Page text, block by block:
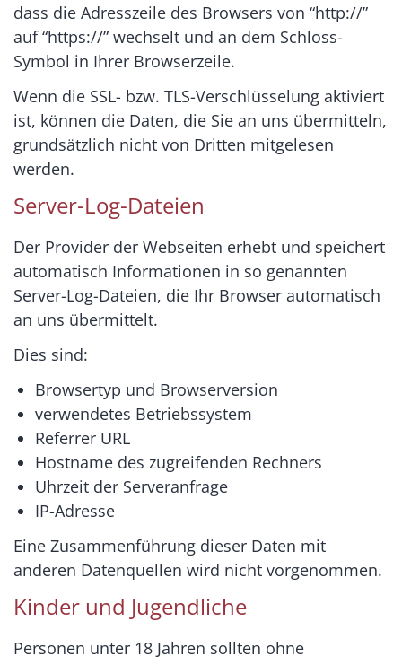
dass die Adresszeile des Browsers von “http://”
auf “https://” wechselt und an dem Schloss-
Symbol in Ihrer Browserzeile.
Wenn die SSL- bzw. TLS-Verschlüsselung aktiviert
ist, können die Daten, die Sie an uns übermitteln,
grundsätzlich nicht von Dritten mitgelesen
werden.
Server-Log-Dateien
Der Provider der Webseiten erhebt und speichert
automatisch Informationen in so genannten
Server-Log-Dateien, die Ihr Browser automatisch
an uns übermittelt.
Dies sind:
Browsertyp und Browserversion
verwendetes Betriebssystem
Referrer URL
Hostname des zugreifenden Rechners
Uhrzeit der Serveranfrage
IP-Adresse
Eine Zusammenführung dieser Daten mit
anderen Datenquellen wird nicht vorgenommen.
Kinder und Jugendliche
Personen unter 18 Jahren sollten ohne